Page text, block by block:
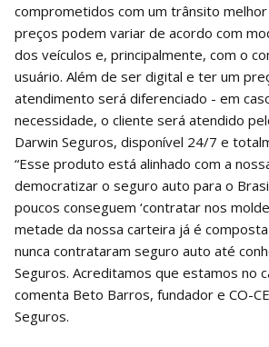
comprometidos com um trânsito
preços podem variar de acordo com
dos veículos e, principalmente, com o
usuário. Além de ser digital e ter um
atendimento será diferenciado - em
necessidade, o cliente será atendido
Darwin Seguros, disponível 24/7 e
“Esse produto está alinhado com a
democratizar o seguro auto para o
poucos conseguem ‘contratar nos
metade da nossa carteira já é
nunca contrataram seguro auto até
Seguros. Acreditamos que estamos no
comenta Beto Barros, fundador e CO-
Seguros.